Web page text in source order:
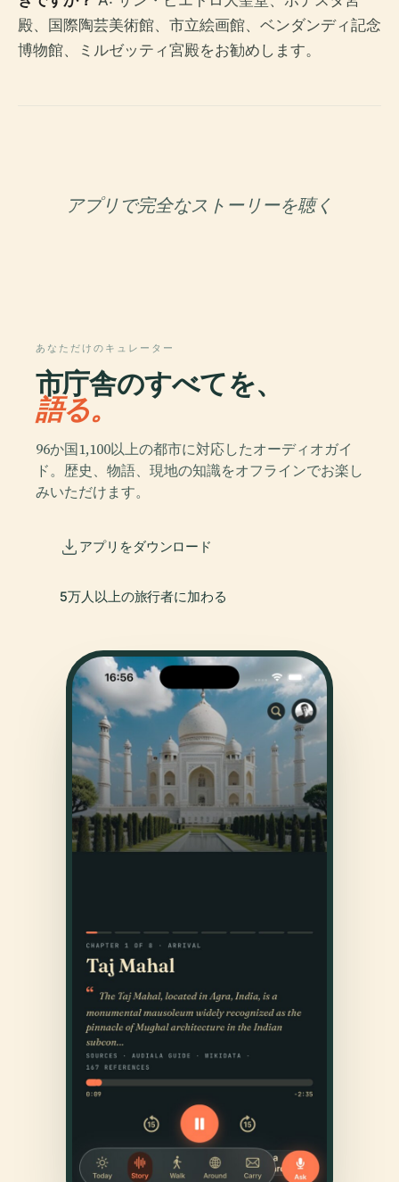
殿、国際陶芸美術館、市立絵画館、ベンダンディ記念
博物館、ミルゼッティ宮殿をお勧めします。
アプリで完全なストーリーを聴く
あなただけのキュレーター
市庁舎のすべてを、
語る。
96か国1,100以上の都市に対応したオーディオガイ
ド。歴史、物語、現地の知識をオフラインでお楽し
みいただけます。
アプリをダウンロード
5万人以上の旅行者に加わる